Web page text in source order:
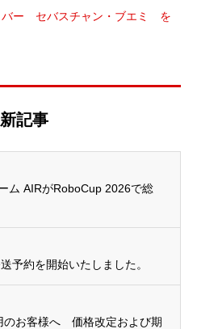
バー セバスチャン・ブエミ を
記事
ム AIRがRoboCup 2026で総
予約を開始いたしました。
のお客様へ 価格改定および期